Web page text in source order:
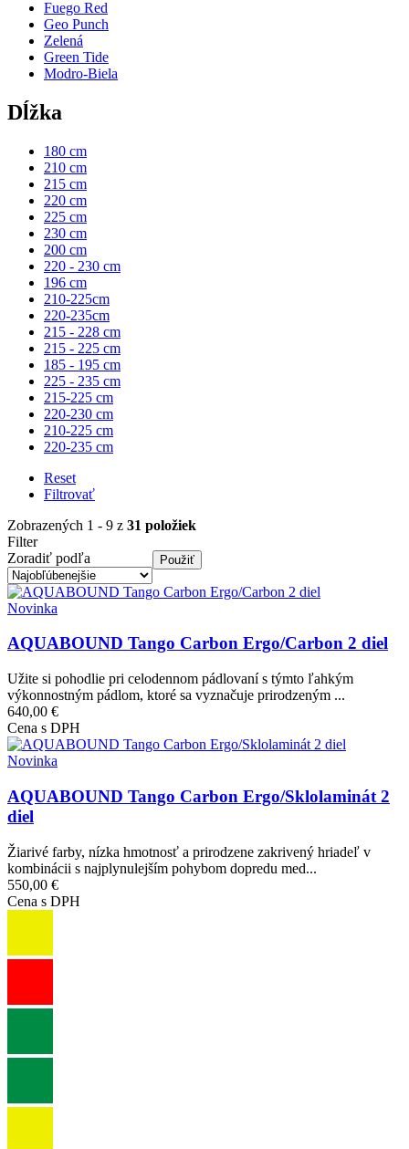
Fuego Red
Geo Punch
Zelená
Green Tide
Modro-Biela
Dĺžka
180 cm
210 cm
215 cm
220 cm
225 cm
230 cm
200 cm
220 - 230 cm
196 cm
210-225cm
220-235cm
215 - 228 cm
215 - 225 cm
185 - 195 cm
225 - 235 cm
215-225 cm
220-230 cm
210-225 cm
220-235 cm
Reset
Filtrovať
Zobrazených 1 - 9 z 31 položiek
Filter
Zoradiť podľa
Obrázok
Novinka
AQUABOUND Tango Carbon Ergo/Carbon 2 diel
Užite si pohodlie pri celodennom pádlovaní s týmto ľahkým
výkonnostným pádlom, ktoré sa vyznačuje prirodzeným ...
640,00 €
Cena s DPH
Obrázok
Novinka
AQUABOUND Tango Carbon Ergo/Sklolaminát 2
diel
Žiarivé farby, nízka hmotnosť a prirodzene zakrivený hriadeľ v
kombinácii s najplynulejším pohybom dopredu med...
550,00 €
Cena s DPH